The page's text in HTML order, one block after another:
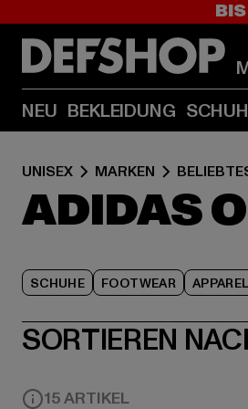
NEU BEKLEIDUNG
UNISEX MARKEN
ADIDAS
SCHUHE FOOTWEAR APPAREL
SORTIEREN
15 ARTIKEL